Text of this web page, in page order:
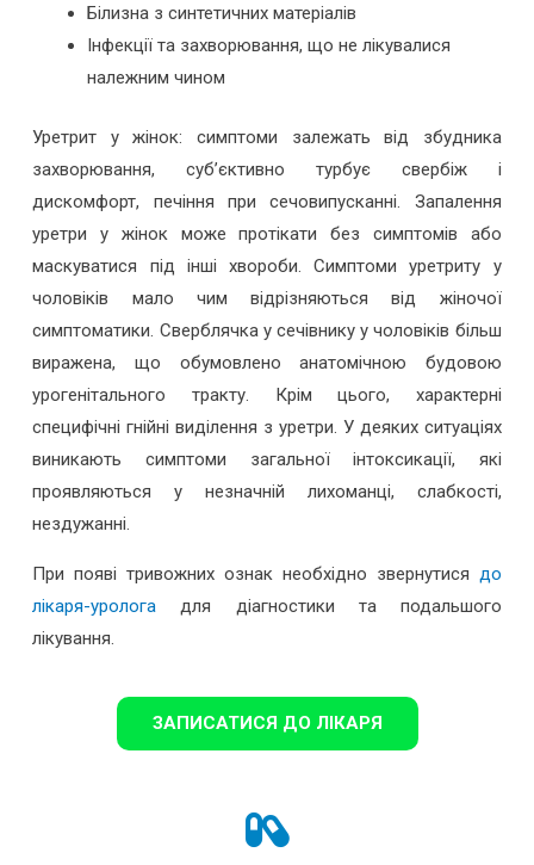
Білизна з синтетичних матеріалів
Інфекції та захворювання, що не лікувалися
належним чином
Уретрит у жінок: симптоми залежать від збудника
захворювання, суб’єктивно турбує свербіж і
дискомфорт, печіння при сечовипусканні. Запалення
уретри у жінок може протікати без симптомів або
маскуватися під інші хвороби. Симптоми уретриту у
чоловіків мало чим відрізняються від жіночої
симптоматики. Сверблячка у сечівнику у чоловіків більш
виражена, що обумовлено анатомічною будовою
урогенітального тракту. Крім цього, характерні
специфічні гнійні виділення з уретри. У деяких ситуаціях
виникають симптоми загальної інтоксикації, які
проявляються у незначній лихоманці, слабкості,
нездужанні.
При появі тривожних ознак необхідно звернутися до
лікаря-уролога для діагностики та подальшого
лікування.
ЗАПИСАТИСЯ ДО ЛІКАРЯ